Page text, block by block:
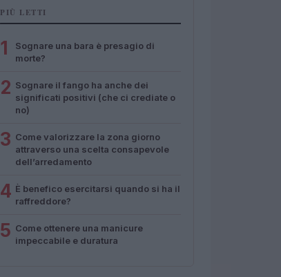
PIÙ LETTI
1
Sognare una bara è presagio di
morte?
2 Sognare il fango ha anche dei
significati positivi (che ci crediate o
no)
3 Come valorizzare la zona giorno
attraverso una scelta consapevole
dell’arredamento
4 È benefico esercitarsi quando si ha il
raffreddore?
5 Come ottenere una manicure
impeccabile e duratura